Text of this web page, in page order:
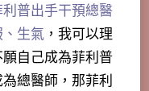
普出手干預總醫
生氣 ，我可以理
自己成為菲利普
總醫師，那菲利